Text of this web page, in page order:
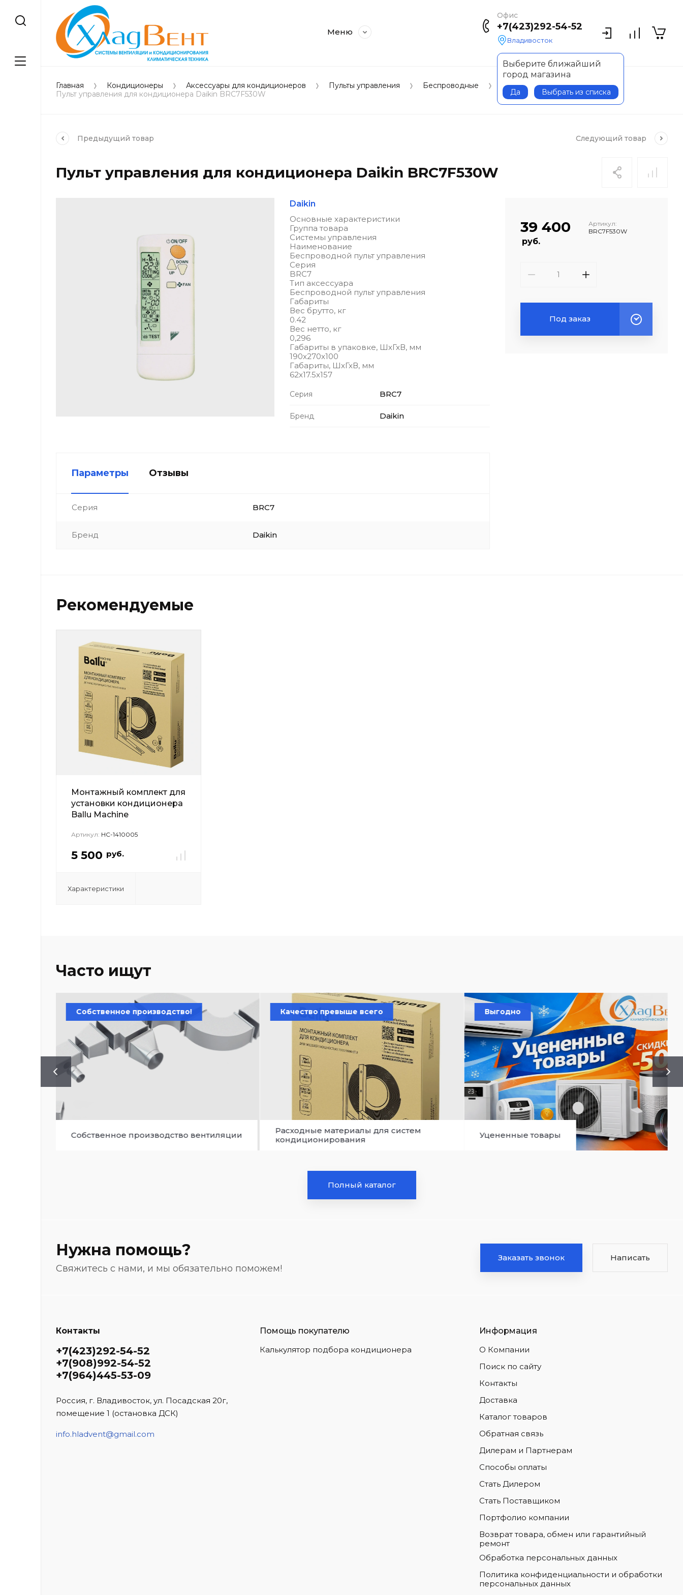
Меню
Офис
+7(423)292-54-52
Владивосток
Выберите ближайший
город магазина
Да Выбрать из списка
Главная Кондиционеры Аксессуары для кондиционеров Пульты управления
Беспроводные
Пульт управления для кондиционера Daikin BRC7F530W
Предыдущий товар Следующий товар
Пульт управления для кондиционера Daikin BRC7F530W
Daikin
Основные характеристики
Группа товара
Системы управления
Наименование
Беспроводной пульт управления
Серия
BRC7
Тип аксессуара
Беспроводной пульт управления
Габариты
Вес брутто, кг
0.42
Вес нетто, кг
0,296
Габариты в упаковке, ШхГхВ, мм
190x270x100
Габариты, ШхГхВ, мм
62x17.5x157
Серия BRC7
Бренд Daikin
39 400
руб.
Артикул:
BRC7F530W
Под заказ
Параметры Отзывы
Серия BRC7
Бренд Daikin
Рекомендуемые
Монтажный комплект для
установки кондиционера
Ballu Machine
Артикул: НС-1410005
5 500 руб.
Характеристики
Часто ищут
Собственное производство!
Собственное производство вентиляции
Качество превыше всего
Расходные материалы для систем
кондиционирования
Выгодно
Уцененные товары
Полный каталог
Нужна помощь?
Свяжитесь с нами, и мы обязательно поможем!
Заказать звонок Написать
Контакты
+7(423)292-54-52
+7(908)992-54-52
+7(964)445-53-09
Россия, г. Владивосток, ул. Посадская 20г,
помещение 1 (остановка ДСК)
info.hladvent@gmail.com
Помощь покупателю
Калькулятор подбора кондиционера
Информация
О Компании
Поиск по сайту
Контакты
Доставка
Каталог товаров
Обратная связь
Дилерам и Партнерам
Способы оплаты
Стать Дилером
Стать Поставщиком
Портфолио компании
Возврат товара, обмен или гарантийный
ремонт
Обработка персональных данных
Политика конфиденциальности и обработки
персональных данных